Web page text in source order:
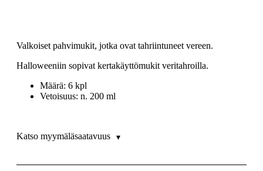
Valkoiset pahvimukit, jotka ovat tahriintuneet vereen.
Halloweeniin sopivat kertakäyttömukit veritahroilla.
Määrä: 6 kpl
Vetoisuus: n. 200 ml
Katso myymäläsaatavuus